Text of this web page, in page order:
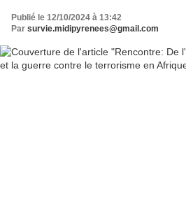
Publié le 12/10/2024 à 13:42
Par survie.midipyrenees@gmail.com